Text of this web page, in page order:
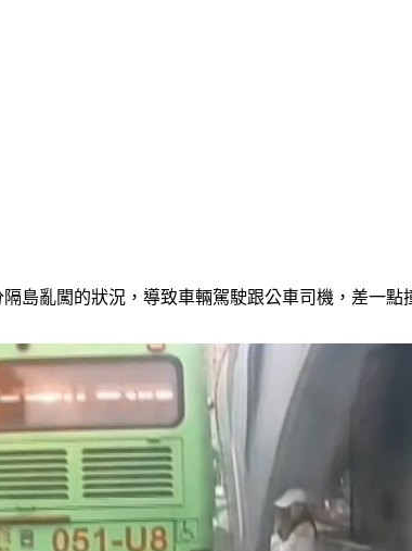
島亂闖的狀況，導致車輛駕駛跟公車司機，差一點